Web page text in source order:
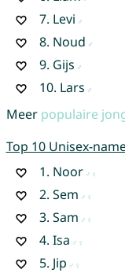
7. Levi
8. Noud
9. Gijs
10. Lars
Meer populaire
Top 10 Unisex-
1. Noor
2. Sem
3. Sam
4. Isa
5. Jip